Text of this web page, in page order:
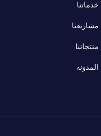
خدماتنا
مشاريعنا
منتجاتنا
المدونه